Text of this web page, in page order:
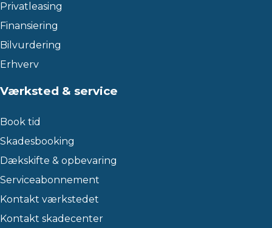
Privatleasing
Finansiering
Bilvurdering
Erhverv
Værksted & service
Book tid
Skadesbooking
Dækskifte & opbevaring
Serviceabonnement
Kontakt værkstedet
Kontakt skadecenter